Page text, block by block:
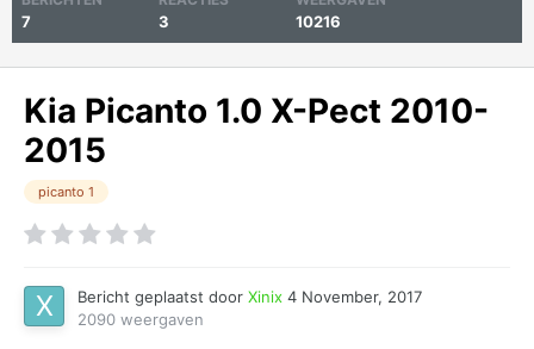
7 3 10216
Kia Picanto 1.0 X-Pect 2010-
2015
picanto 1
Bericht geplaatst door Xinix 4 November, 2017
2090 weergaven